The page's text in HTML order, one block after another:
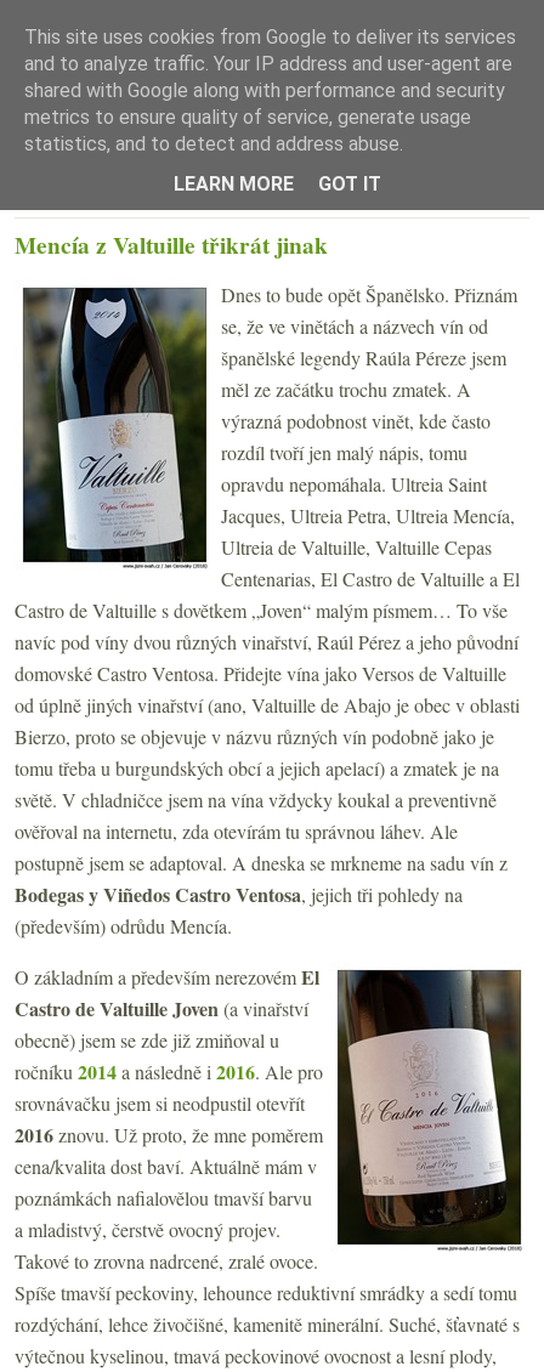
☰ Menu
Mencía z Valtuille třikrát jinak
Dnes to bude opět Španělsko. Přiznám
se, že ve vinětách a názvech vín od
španělské legendy Raúla Péreze jsem
měl ze začátku trochu zmatek. A
výrazná podobnost vinět, kde často
rozdíl tvoří jen malý nápis, tomu
opravdu nepomáhala. Ultreia Saint
Jacques, Ultreia Petra, Ultreia Mencía,
Ultreia de Valtuille, Valtuille Cepas
Centenarias, El Castro de Valtuille a El
Castro de Valtuille s dovětkem „Joven“ malým písmem… To vše
navíc pod víny dvou různých vinařství, Raúl Pérez a jeho původní
domovské Castro Ventosa. Přidejte vína jako Versos de Valtuille
od úplně jiných vinařství (ano, Valtuille de Abajo je obec v oblasti
Bierzo, proto se objevuje v názvu různých vín podobně jako je
tomu třeba u burgundských obcí a jejich apelací) a zmatek je na
světě. V chladničce jsem na vína vždycky koukal a preventivně
ověřoval na internetu, zda otevírám tu správnou láhev. Ale
postupně jsem se adaptoval. A dneska se mrkneme na sadu vín z
Bodegas y Viñedos Castro Ventosa, jejich tři pohledy na
(především) odrůdu Mencía.
O základním a především nerezovémEl
Castro de Valtuille Joven(a vinařství
obecně) jsem se zde již zmiňoval u
ročníku 2014a následně i 2016. Ale pro
srovnávačku jsem si neodpustil otevřít
2016znovu. Už proto, že mne poměrem
cena/kvalita dost baví. Aktuálně mám v
poznámkách nafialovělou tmavší barvu
a mladistvý, čerstvě ovocný projev.
Takové to zrovna nadrcené, zralé ovoce.
Spíše tmavší peckoviny, lehounce reduktivní smrádky a sedí tomu
rozdýchání, lehce živočišné, kamenitě minerální. Suché, šťavnaté s
výtečnou kyselinou, tmavá peckovinové ovocnost a lesní plody,
This site uses cookies from Google to deliver its services
and to analyze traffic. Your IP address and user-agent are
shared with Google along with performance and security
metrics to ensure quality of service, generate usage
statistics, and to detect and address abuse.
LEARN MORE
GOT IT